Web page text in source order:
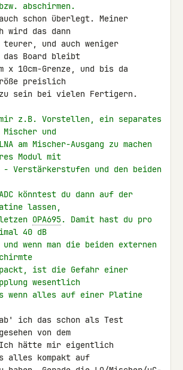
abschirmen.
schon überlegt. Meiner
wird das dann
und auch weniger
Board bleibt
x 10cm-Grenze, und bis da
preislich
sein bei vielen Fertigern.
z.B. Vorstellen, ein separates
und
am Mischer-Ausgang zu machen
Modul mit
- Verstärkerstufen und den beiden
könntest du dann auf der
lassen,
OPA695. Damit hast du pro
40 dB
wenn man die beiden externen
ist die Gefahr einer
wesentlich
wenn alles auf einer Platine
ich das schon als Test
von dem
hätte mir eigentlich
alles kompakt auf